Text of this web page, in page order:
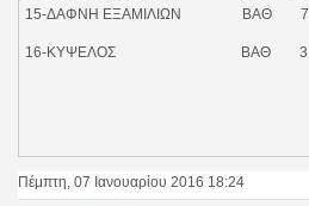
15-ΔΑΦΝΗ ΕΞΑΜΙΛΙΩΝ ΒΑΘ 7
16-ΚΥΨΕΛΟΣ ΒΑΘ 3
Πέμπτη, 07 Ιανουαρίου 2016 18:24